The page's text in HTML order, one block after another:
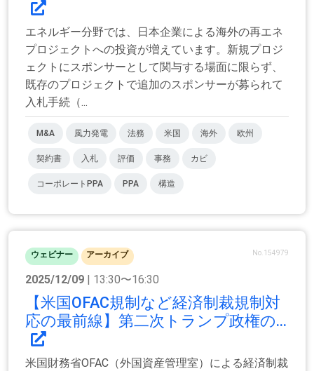
エネルギー分野では、日本企業による海外の再エネ
プロジェクトへの投資が増えています。新規プロジ
ェクトにスポンサーとして関与する場面に限らず、
既存のプロジェクトで追加のスポンサーが募られて
入札手続（...
M&A 風力発電 法務 米国 海外 欧州
契約書 入札 評価 事務 カビ
コーポレートPPA PPA 構造
ウェビナー アーカイブ No.154979
2025/12/09 | 13:30〜16:30
【米国OFAC規制など経済制裁規制対
応の最前線】第二次トランプ政権の...
米国財務省OFAC（外国資産管理室）による経済制裁